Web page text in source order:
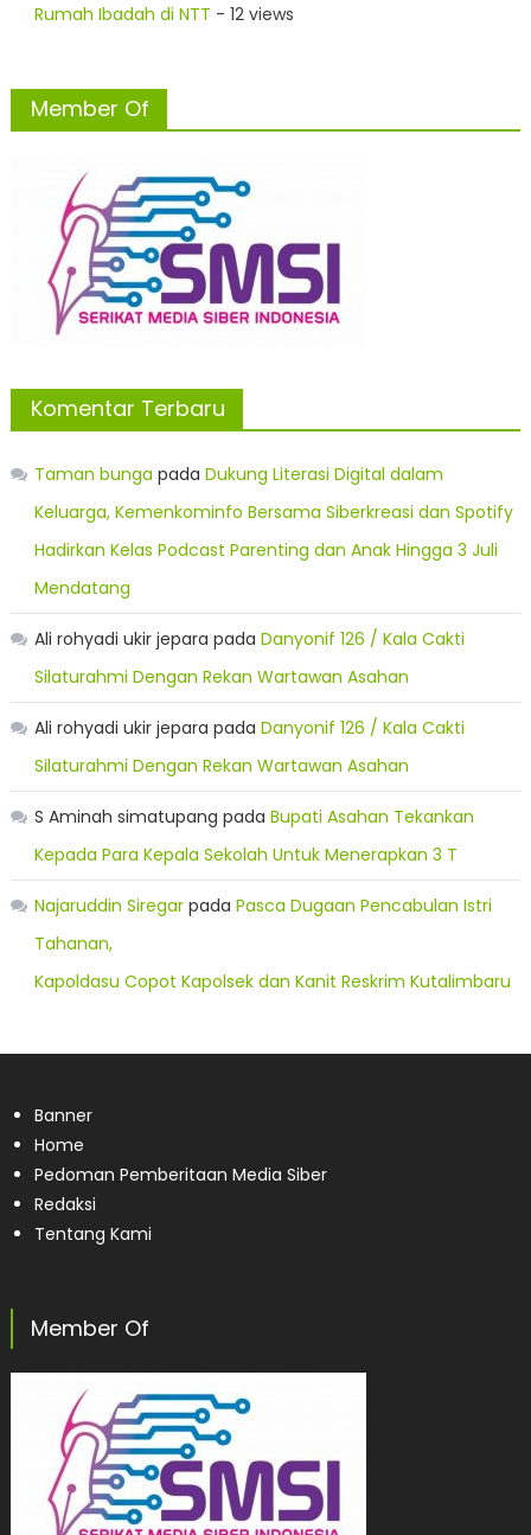
Rumah Ibadah di NTT - 12 views
Member Of
Komentar Terbaru
Taman bunga pada Dukung Literasi Digital dalam
Keluarga, Kemenkominfo Bersama Siberkreasi dan Spotify
Hadirkan Kelas Podcast Parenting dan Anak Hingga 3 Juli
Mendatang
Ali rohyadi ukir jepara pada Danyonif 126 / Kala Cakti
Silaturahmi Dengan Rekan Wartawan Asahan
Ali rohyadi ukir jepara pada Danyonif 126 / Kala Cakti
Silaturahmi Dengan Rekan Wartawan Asahan
S Aminah simatupang pada Bupati Asahan Tekankan
Kepada Para Kepala Sekolah Untuk Menerapkan 3 T
Najaruddin Siregarpada Pasca Dugaan Pencabulan Istri
Tahanan,
Kapoldasu Copot Kapolsek dan Kanit Reskrim Kutalimbaru
Banner
Home
Pedoman Pemberitaan Media Siber
Redaksi
Tentang Kami
Member Of